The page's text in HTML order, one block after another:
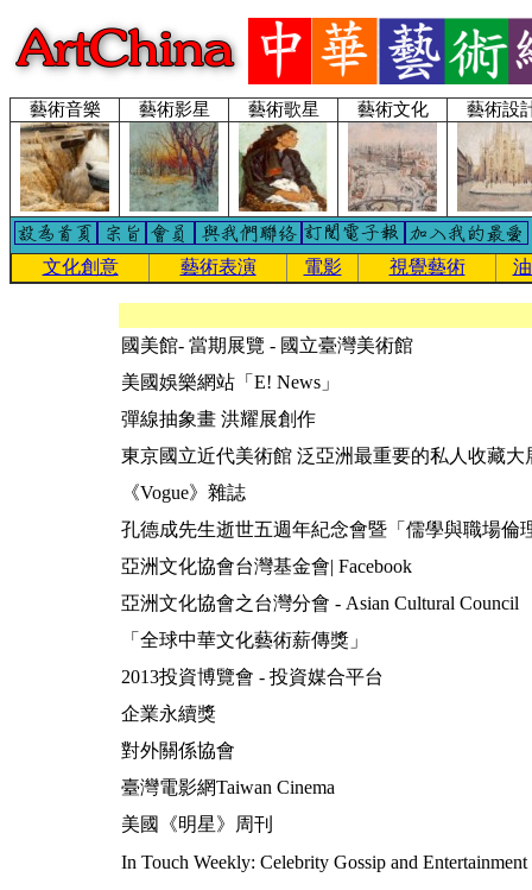
藝術音樂 藝術影星 藝術歌星 藝術文化 藝術設
文化創意 藝術表演 電影 視覺藝術
國美館- 當期展覽 - 國立臺灣美術館
美國娛樂網站「E! News」
彈線抽象畫 洪耀展創作
東京國立近代美術館 泛亞洲最重要的私人收藏大
《Vogue》雜誌
孔德成先生逝世五週年紀念會暨「儒學與職場倫
亞洲文化協會台灣基金會| Facebook
亞洲文化協會之台灣分會 - Asian Cultural Council
「全球中華文化藝術薪傳獎」
2013投資博覽會 - 投資媒合平台
企業永續獎
對外關係協會
臺灣電影網Taiwan Cinema
美國《明星》周刊
In Touch Weekly: Celebrity Gossip and